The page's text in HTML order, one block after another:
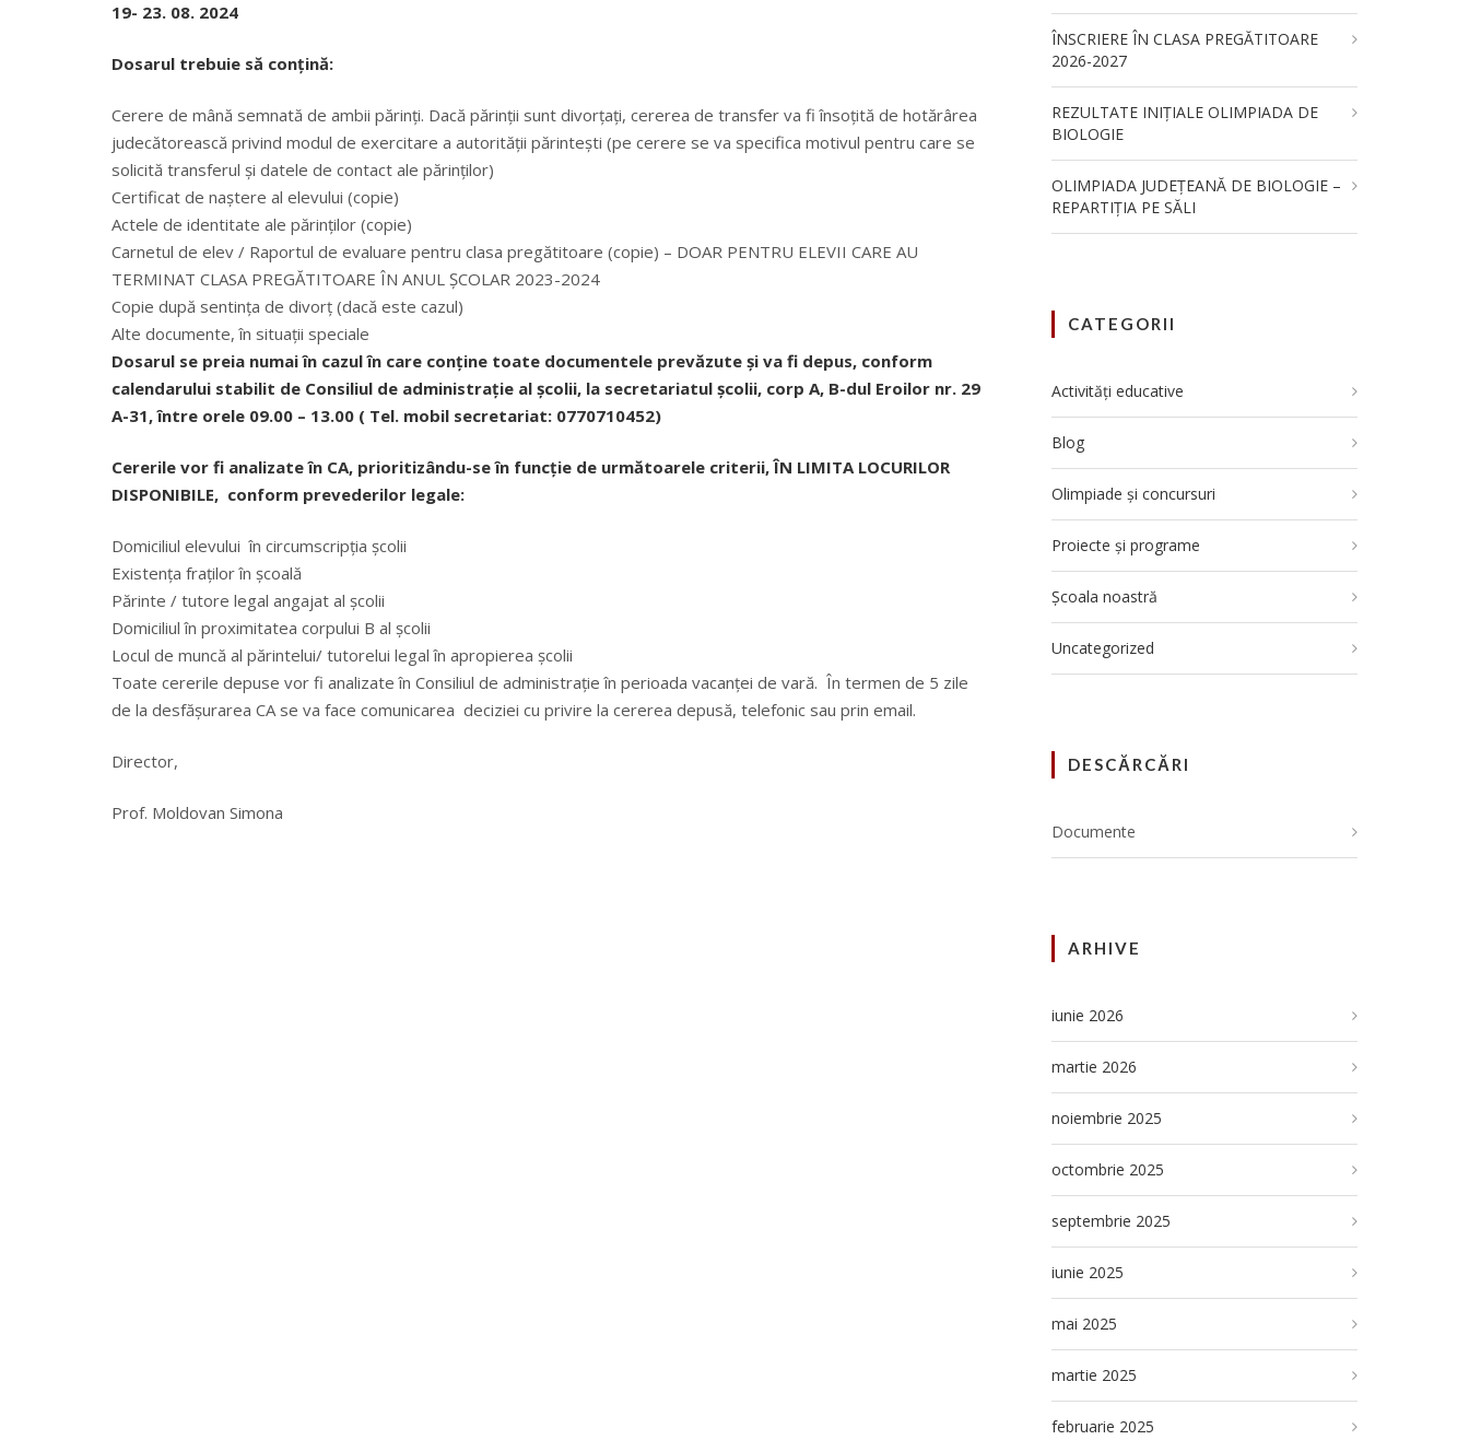
19- 23. 08. 2024
Dosarul trebuie să conțină:
Cerere de mână semnată de ambii părinți. Dacă părinții sunt divorțați, cererea de transfer va fi însoțită de hotărârea
judecătorească privind modul de exercitare a autorității părintești (pe cerere se va specifica motivul pentru care se
solicită transferul și datele de contact ale părinților)
Certificat de naștere al elevului (copie)
Actele de identitate ale părinților (copie)
Carnetul de elev / Raportul de evaluare pentru clasa pregătitoare (copie) – DOAR PENTRU ELEVII CARE AU
TERMINAT CLASA PREGĂTITOARE ÎN ANUL ȘCOLAR 2023-2024
Copie după sentința de divorț (dacă este cazul)
Alte documente, în situații speciale
Dosarul se preia numai în cazul în care conține toate documentele prevăzute și va fi depus, conform
calendarului stabilit de Consiliul de administrație al școlii, la secretariatul școlii, corp A, B-dul Eroilor nr. 29
A-31, între orele 09.00 – 13.00 ( Tel. mobil secretariat: 0770710452)
Cererile vor fi analizate în CA, prioritizându-se în funcție de următoarele criterii, ÎN LIMITA LOCURILOR
DISPONIBILE, conform prevederilor legale:
Domiciliul elevului în circumscripția școlii
Existența fraților în școală
Părinte / tutore legal angajat al școlii
Domiciliul în proximitatea corpului B al școlii
Locul de muncă al părintelui/ tutorelui legal în apropierea școlii
Toate cererile depuse vor fi analizate în Consiliul de administrație în perioada vacanței de vară. În termen de 5 zile
de la desfăşurarea CA se va face comunicarea deciziei cu privire la cererea depusă, telefonic sau prin email.
Director,
Prof. Moldovan Simona
ÎNSCRIERE ÎN CLASA PREGĂTITOARE
2026-2027
REZULTATE INIȚIALE OLIMPIADA DE
BIOLOGIE
OLIMPIADA JUDEȚEANĂ DE BIOLOGIE –
REPARTIȚIA PE SĂLI
CATEGORII
Activități educative
Blog
Olimpiade și concursuri
Proiecte și programe
Școala noastră
Uncategorized
DESCĂRCĂRI
Documente
ARHIVE
iunie 2026
martie 2026
noiembrie 2025
octombrie 2025
septembrie 2025
iunie 2025
mai 2025
martie 2025
februarie 2025